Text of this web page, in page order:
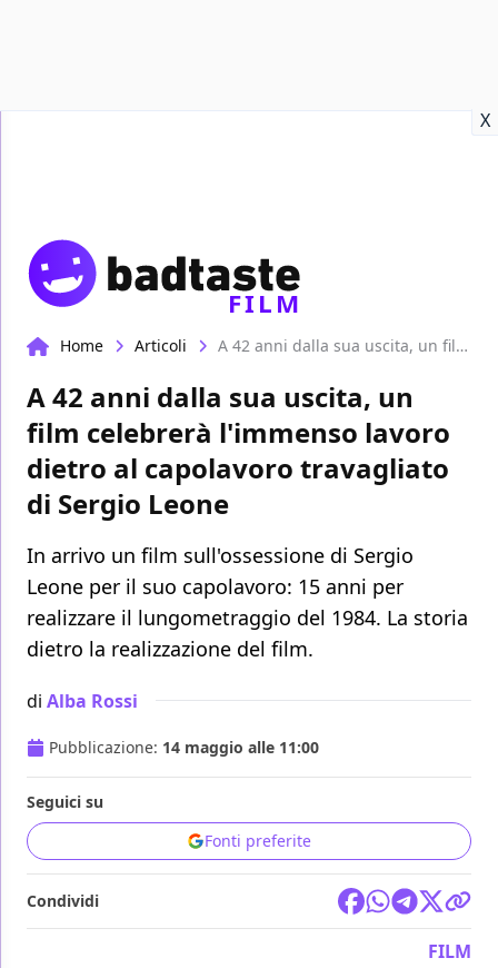
X
FILM
Home Articoli A 42 anni dalla sua uscita, un film celebrerà l'immenso lavoro dietro al capolavoro travagliato di Sergio Leone
A 42 anni dalla sua uscita, un
film celebrerà l'immenso lavoro
dietro al capolavoro travagliato
di Sergio Leone
In arrivo un film sull'ossessione di Sergio
Leone per il suo capolavoro: 15 anni per
realizzare il lungometraggio del 1984. La storia
dietro la realizzazione del film.
di Alba Rossi
Pubblicazione: 14 maggio alle 11:00
Seguici su
Fonti preferite
Condividi
FILM